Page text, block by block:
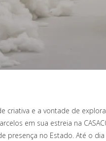
criativa e a vontade de
em sua estreia na
presença no Estado. Até o